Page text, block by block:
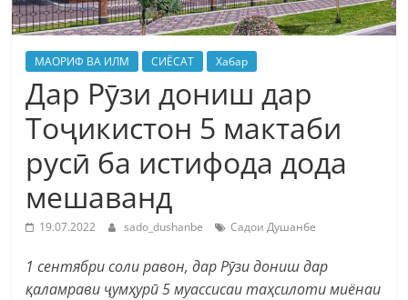
МАОРИФ ВА ИЛМ СИЁСАТ Хабар
Дар Рӯзи дониш дар
Тоҷикистон 5 мактаби
русӣ ба истифода дода
мешаванд
19.07.2022 sado_dushanbe Садои Душанбе
1 сентябри соли равон, дар Рӯзи дониш дар
қаламрави ҷумҳурӣ 5 муассисаи таҳсилоти миёнаи